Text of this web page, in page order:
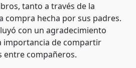
tanto a través de la
compra hecha por sus padres.
con un agradecimiento
importancia de compartir
entre compañeros.